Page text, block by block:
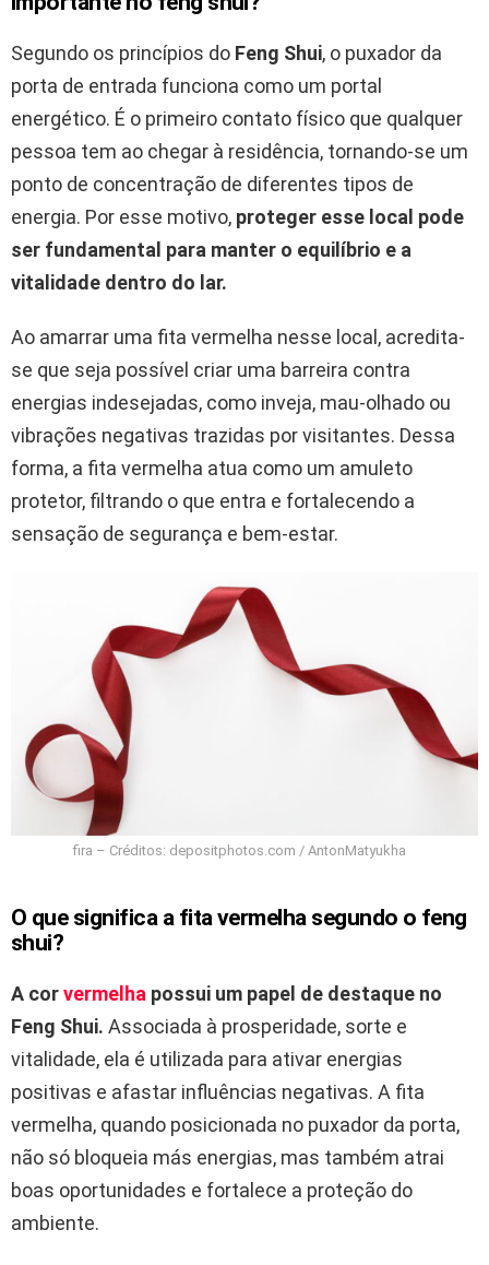
Segundo os princípios do Feng Shui, o puxador da
porta de entrada funciona como um portal
energético. É o primeiro contato físico que qualquer
pessoa tem ao chegar à residência, tornando-se um
ponto de concentração de diferentes tipos de
energia. Por esse motivo, proteger esse local pode
ser fundamental para manter o equilíbrio e a
vitalidade dentro do lar.
Ao amarrar uma fita vermelha nesse local, acredita-
se que seja possível criar uma barreira contra
energias indesejadas, como inveja, mau-olhado ou
vibrações negativas trazidas por visitantes. Dessa
forma, a fita vermelha atua como um amuleto
protetor, filtrando o que entra e fortalecendo a
sensação de segurança e bem-estar.
fira – Créditos: depositphotos.com / AntonMatyukha
O que significa a fita vermelha segundo o feng
shui?
A corvermelha possui um papel de destaque no
Feng Shui. Associada à prosperidade, sorte e
vitalidade, ela é utilizada para ativar energias
positivas e afastar influências negativas. A fita
vermelha, quando posicionada no puxador da porta,
não só bloqueia más energias, mas também atrai
boas oportunidades e fortalece a proteção do
ambiente.